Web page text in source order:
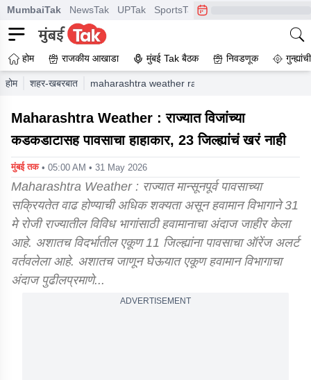
MumbaiTak NewsTak UPTak SportsTak CrimeTak
होम राजकीय आखाडा मुंबई Tak बैठक निवडणूक
होम शहर-खबरबात maharashtra weather rain wreaks havoc across
Maharashtra Weather : राज्यात विजांच्या
कडकडाटासह पावसाचा हाहाकार, 23 जिल्ह्यांचं खरं नाही
मुंबई तक • 05:00 AM • 31 May 2026
Maharashtra Weather : राज्यात मान्सूनपूर्व पावसाच्या
सक्रियतेत वाढ होण्याची अधिक शक्यता असून हवामान विभागाने 31
मे रोजी राज्यातील विविध भागांसाठी हवामानाचा अंदाज जाहीर केला
आहे. अशातच विदर्भातील एकूण 11 जिल्ह्यांना पावसाचा ऑरेंज अलर्ट
वर्तवलेला आहे. अशातच जाणून घेऊयात एकूण हवामान विभागाचा
अंदाज पुढीलप्रमाणे...
ADVERTISEMENT